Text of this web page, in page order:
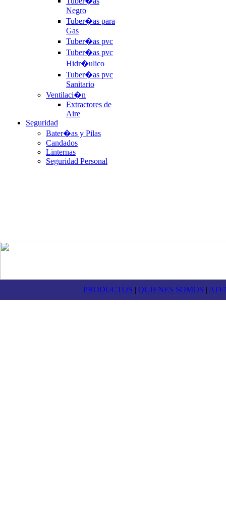
Negro
Tuber�as para
Gas
Tuber�as pvc
Tuber�as pvc
Hidr�ulico
Tuber�as pvc
Sanitario
Ventilaci�n
Extractores de
Aire
Seguridad
Bater�as y Pilas
Candados
Linternas
Seguridad Personal
PRODUCTOS |QUIENES SOMOS |